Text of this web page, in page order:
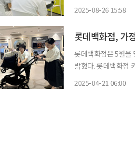
2025-08-26 15:58
롯데백화점, 가
롯데백화점은 5월을
밝혔다. 롯데백화점 키즈 매출 1위 점포인 잠실점에서는 ‘줄즈’, ‘베네피아’, ‘에그’, ‘무무슈’,
2025-04-21 06:00